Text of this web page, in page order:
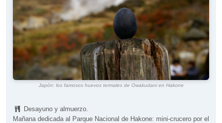
Japón: los famosos huevos termales de Owakudani en Hakone
Desayuno y almuerzo.
Mañana dedicada al Parque Nacional de Hakone: mini-crucero por el